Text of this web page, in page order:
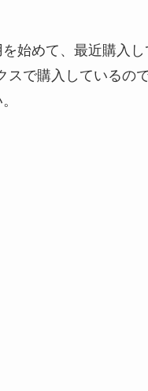
始めて、最近購入し
スで購入しているの